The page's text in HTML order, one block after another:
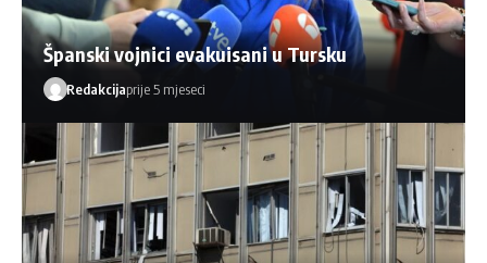
Španski vojnici evakuisani u Tursku
Redakcijaprije 5 mjeseci